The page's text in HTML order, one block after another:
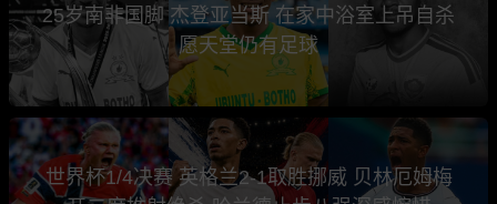
25岁南非国脚 杰登亚当斯 在家中浴室上吊自杀
愿天堂仍有足球
世界杯1/4决赛 英格兰2-1取胜挪威 贝林厄姆梅